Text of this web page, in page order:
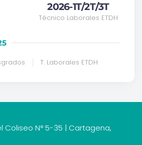
2026-1T/2T/3T
Técnico Laborales ETDH
T. Laborales ETDH
Coliseo N° 5-35 | Cartagena,